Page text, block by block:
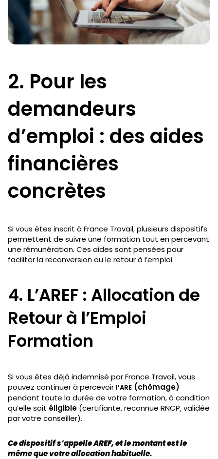
2. Pour les
demandeurs
d’emploi : des aides
financières
concrètes
Si vous êtes inscrit à France Travail, plusieurs dispositifs
permettent de suivre une formation tout en percevant
une rémunération. Ces aides sont pensées pour
faciliter la reconversion ou le retour à l’emploi.
4. L’AREF : Allocation de
Retour à l’Emploi
Formation
Si vous êtes déjà indemnisé par France Travail, vous
pouvez continuer à percevoir l’ARE (chômage)
pendant toute la durée de votre formation, à condition
qu’elle soit éligible (certifiante, reconnue RNCP, validée
par votre conseiller).
Ce dispositif s’appelle AREF, et le montant est le
même que votre allocation habituelle.